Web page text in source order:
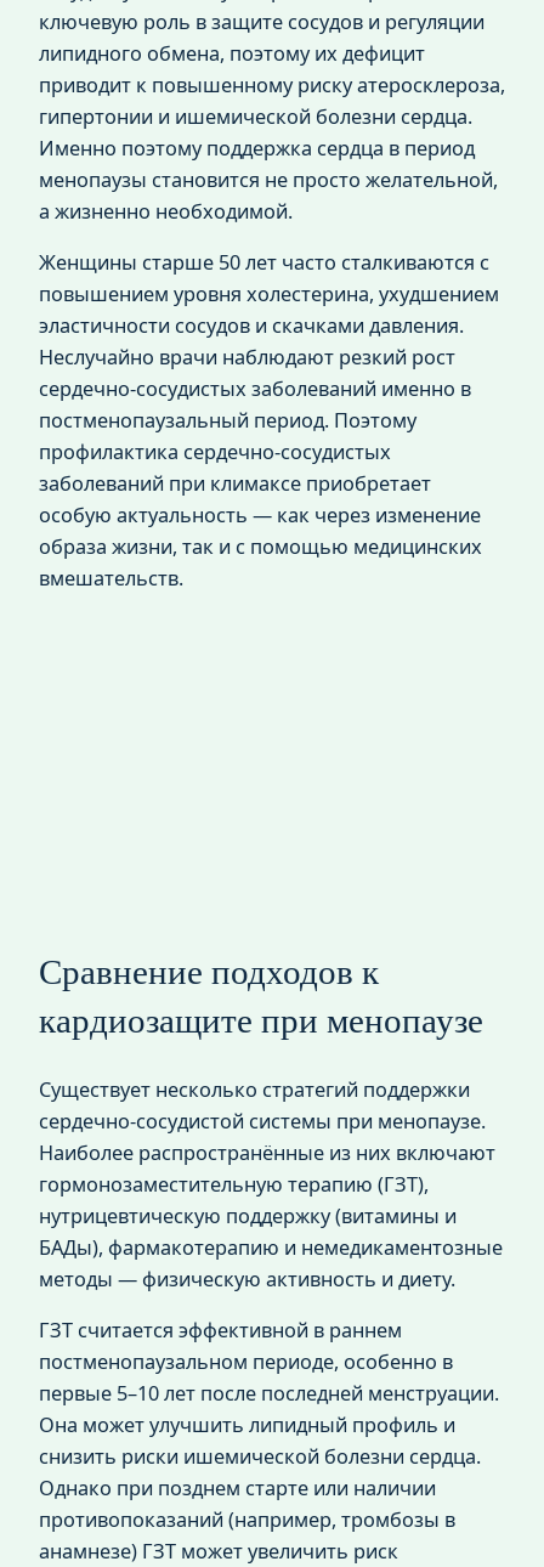
ключевую роль в защите сосудов и регуляции
липидного обмена, поэтому их дефицит
приводит к повышенному риску атеросклероза,
гипертонии и ишемической болезни сердца.
Именно поэтому поддержка сердца в период
менопаузы становится не просто желательной,
а жизненно необходимой.
Женщины старше 50 лет часто сталкиваются с
повышением уровня холестерина, ухудшением
эластичности сосудов и скачками давления.
Неслучайно врачи наблюдают резкий рост
сердечно-сосудистых заболеваний именно в
постменопаузальный период. Поэтому
профилактика сердечно-сосудистых
заболеваний при климаксе приобретает
особую актуальность — как через изменение
образа жизни, так и с помощью медицинских
вмешательств.
Сравнение подходов к
кардиозащите при менопаузе
Существует несколько стратегий поддержки
сердечно-сосудистой системы при менопаузе.
Наиболее распространённые из них включают
гормонозаместительную терапию (ГЗТ),
нутрицевтическую поддержку (витамины и
БАДы), фармакотерапию и немедикаментозные
методы — физическую активность и диету.
ГЗТ считается эффективной в раннем
постменопаузальном периоде, особенно в
первые 5–10 лет после последней менструации.
Она может улучшить липидный профиль и
снизить риски ишемической болезни сердца.
Однако при позднем старте или наличии
противопоказаний (например, тромбозы в
анамнезе) ГЗТ может увеличить риск